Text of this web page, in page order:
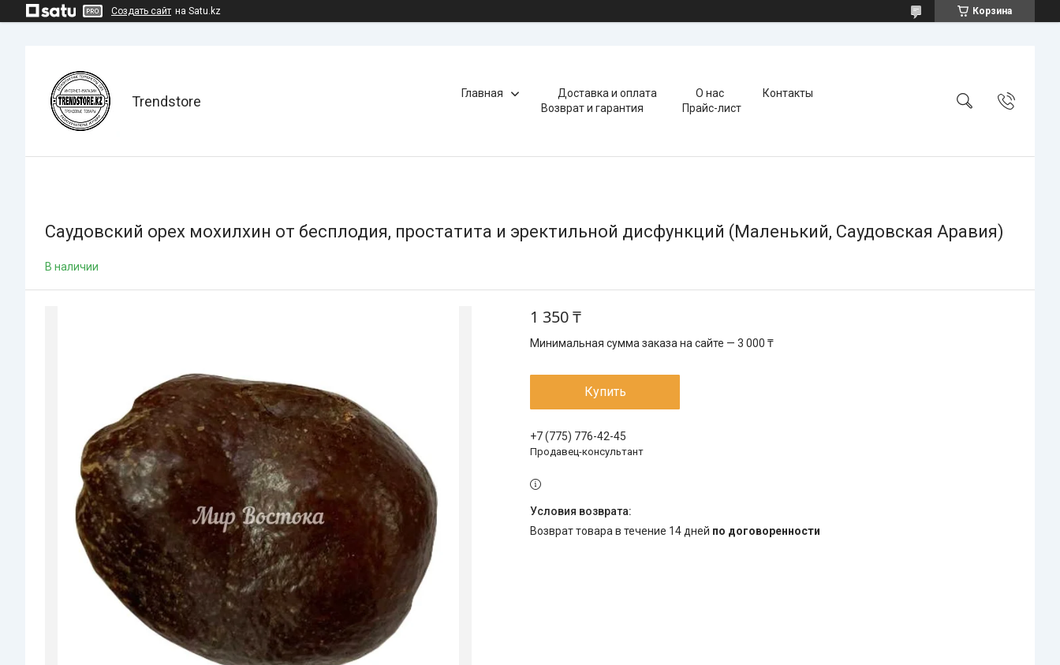
Создать сайт на Satu.kz Корзина
Trendstore Главная Доставка и оплата О нас
Контакты
Возврат и гарантия
Прайс-лист
Саудовский орех мохилхин от бесплодия, простатита и эректильной дисфункций (Маленький, Саудовская Аравия)
В наличии
1 350 ₸
Минимальная сумма заказа на сайте — 3 000 ₸
Купить
+7 (775) 776-42-45
Продавец-консультант
возврат товара в течение 14 дней по договоренности